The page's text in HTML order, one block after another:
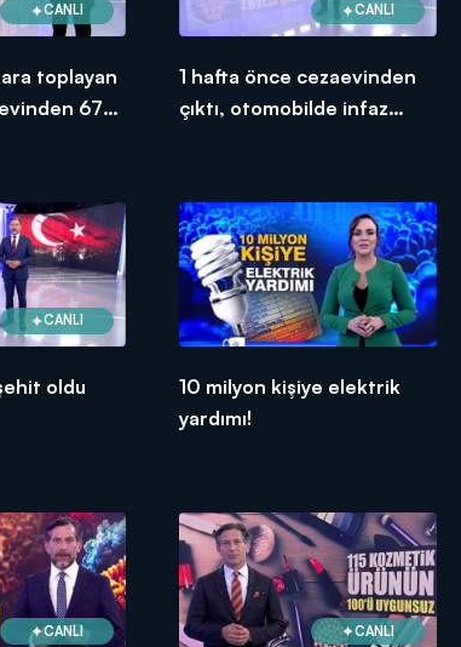
CANLI
toplayan
67
CANLI
1 hafta önce cezaevinden
çıktı, otomobilde infaz
CANLI
oldu
10 milyon kişiye elektrik
yardımı!
CANLI CANLI